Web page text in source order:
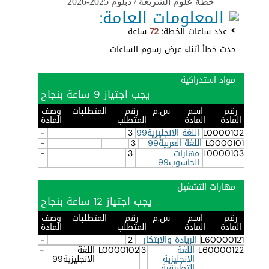
المعلومات العامة:
عدد ساعات الخطة:72ساعة
حدث خطأ أثناء عرض رسوم الساعات.
مواد استدراكية
يجب اجتياز 9 ساعة بنجاح
رقم
المادة
اسم
المادة
س.م رقم
المتطلب
المتطلبات وصف
المادة
L0000102 اللغة الانجليزية99 3
-
L0000101 اللغة العربية99 3
-
L0000103 مهارات
الحاسوب99
3
-
مهارات التشغيل
يجب اجتياز 12 ساعة بنجاح
رقم
المادة
اسم
المادة
س.م رقم
المتطلب
المتطلبات وصف
المادة
L60000121 الريادة والابتكار 2
-
L60000122 اللغة
الانجليزية
3
L0000102 اللغة
الانجليزية99
-